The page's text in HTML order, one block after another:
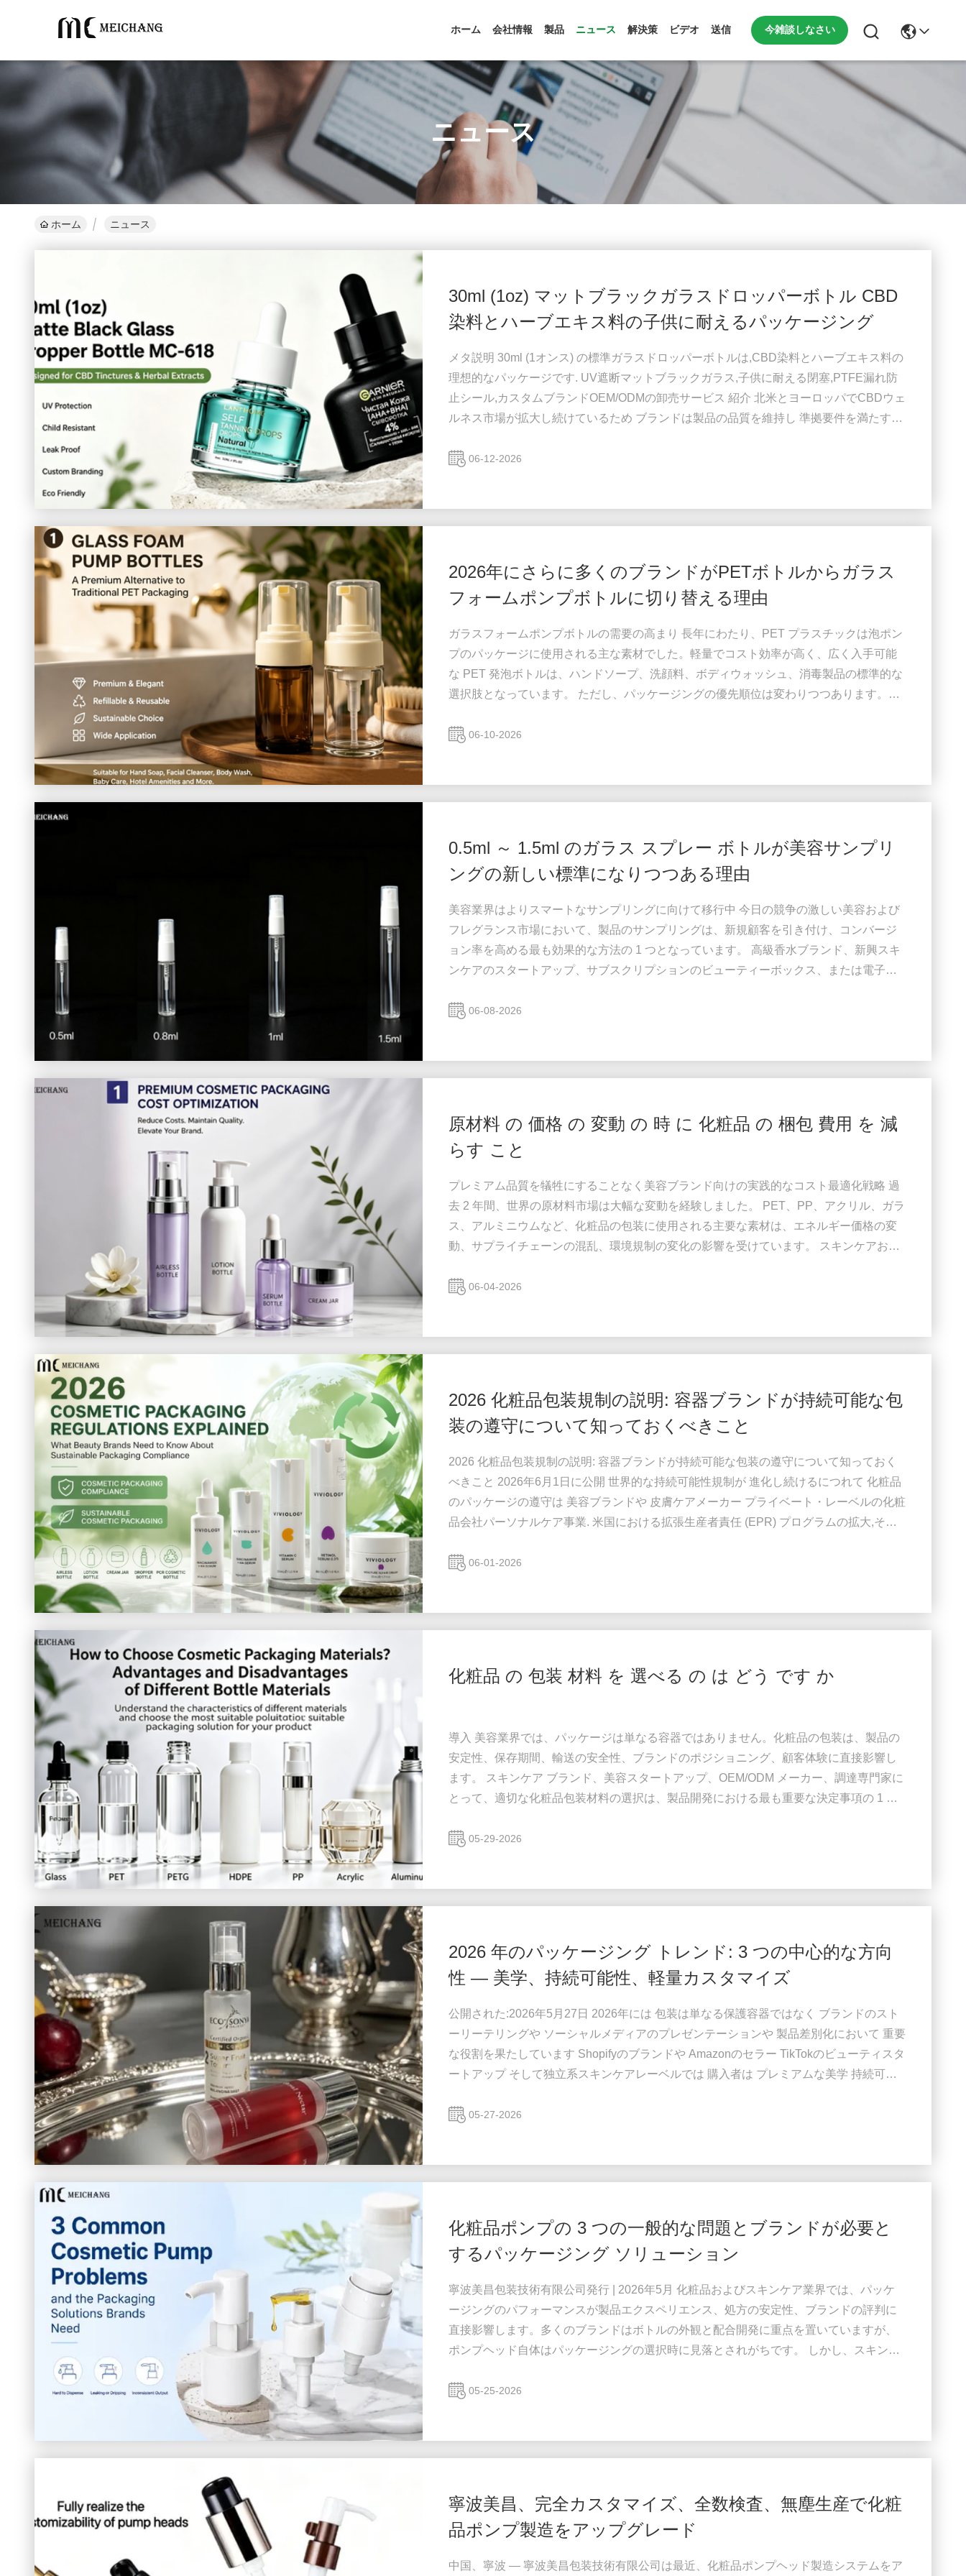
ホーム 会社情報 製品 ニュース 解決策 ビデオ 送信 今雑談しなさい
ニュース
ホーム ニュース
30ml (1oz) マットブラックガラスドロッパーボトル CBD
染料とハーブエキス料の子供に耐えるパッケージング
メタ説明 30ml (1オンス) の標準ガラスドロッパーボトルは,CBD染料とハーブエキス料の
理想的なパッケージです. UV遮断マットブラックガラス,子供に耐える閉塞,PTFE漏れ防
止シール,カスタムブランドOEM/ODMの卸売サービス 紹介 北米とヨーロッパでCBDウェ
ルネス市場が拡大し続けているため ブランドは製品の品質を維持し 準拠要件を満たす競
る液体ヘンプ抽出物で,リラックスサポートのための最も人気のあるウェルネス製品形式
06-12-2026
2026年にさらに多くのブランドがPETボトルからガラス
フォームポンプボトルに切り替える理由
ガラスフォームポンプボトルの需要の高まり 長年にわたり、PET プラスチックは泡ポン
プのパッケージに使用される主な素材でした。軽量でコスト効率が高く、広く入手可能
な PET 発泡ボトルは、ハンドソープ、洗顔料、ボディウォッシュ、消毒製品の標準的な
選択肢となっています。 ただし、パッケージングの優先順位は変わりつつあります。美
可能性、プレミアムなプレゼンテーション、および長期的な製品互換性をより重視する
06-10-2026
0.5ml ～ 1.5ml のガラス スプレー ボトルが美容サンプリ
ングの新しい標準になりつつある理由
美容業界はよりスマートなサンプリングに向けて移行中 今日の競争の激しい美容および
フレグランス市場において、製品のサンプリングは、新規顧客を引き付け、コンバージ
ョン率を高める最も効果的な方法の 1 つとなっています。 高級香水ブランド、新興スキ
ンケアのスタートアップ、サブスクリプションのビューティーボックス、または電子商
める前に製品を体験することができます。 しかし、顧客獲得コストが上昇し続ける中、
06-08-2026
原材料 の 価格 の 変動 の 時 に 化粧品 の 梱包 費用 を 減
らす こと
プレミアム品質を犠牲にすることなく美容ブランド向けの実践的なコスト最適化戦略 過
去 2 年間、世界の原材料市場は大幅な変動を経験しました。 PET、PP、アクリル、ガラ
ス、アルミニウムなど、化粧品の包装に使用される主要な素材は、エネルギー価格の変
動、サプライチェーンの混乱、環境規制の変化の影響を受けています。 スキンケアおよ
占めます。原材料価格の変動が続く中、化粧品の包装コストの最適化は、製品の品質と
06-04-2026
2026 化粧品包装規制の説明: 容器ブランドが持続可能な包
装の遵守について知っておくべきこと
2026 化粧品包装規制の説明: 容器ブランドが持続可能な包装の遵守について知っておく
べきこと 2026年6月1日に公開 世界的な持続可能性規制が 進化し続けるにつれて 化粧品
のパッケージの遵守は 美容ブランドや 皮膚ケアメーカー プライベート・レーベルの化粧
品会社パーソナルケア事業. 米国における拡張生産者責任 (EPR) プログラムの拡大,そし
れ 世界中に配布されています コスメティックボトル,空気のないボトル,クリームボトル,
06-01-2026
化粧品 の 包装 材料 を 選べる の は どう です か
導入 美容業界では、パッケージは単なる容器ではありません。化粧品の包装は、製品の
安定性、保存期間、輸送の安全性、ブランドのポジショニング、顧客体験に直接影響し
ます。 スキンケア ブランド、美容スタートアップ、OEM/ODM メーカー、調達専門家に
とって、適切な化粧品包装材料の選択は、製品開発における最も重要な決定事項の 1 つ
率、美的価値のレベルも異なります。間違った材料を選択すると、配合の不安定性、漏
05-29-2026
2026 年のパッケージング トレンド: 3 つの中心的な方向
性 — 美学、持続可能性、軽量カスタマイズ
公開された:2026年5月27日 2026年には 包装は単なる保護容器ではなく ブランドのスト
ーリーテリングや ソーシャルメディアのプレゼンテーションや 製品差別化において 重要
な役割を果たしています Shopifyのブランドや Amazonのセラー TikTokのビューティスタ
ートアップ そして独立系スキンケアレーベルでは 購入者は プレミアムな美学 持続可能
を持つにつれて 包装は直接影響しています ■ 消費者の第一印象 ■ ソーシャル・メディア
05-27-2026
化粧品ポンプの 3 つの一般的な問題とブランドが必要と
するパッケージング ソリューション
寧波美昌包装技術有限公司発行 | 2026年5月 化粧品およびスキンケア業界では、パッケ
ージングのパフォーマンスが製品エクスペリエンス、処方の安定性、ブランドの評判に
直接影響します。多くのブランドはボトルの外観と配合開発に重点を置いていますが、
ポンプヘッド自体はパッケージングの選択時に見落とされがちです。 しかし、スキンケ
て、ポンプ関連の顧客からの苦情の最も一般的な 3 つの原因は、漏れ、汚染、および不
05-25-2026
寧波美昌、完全カスタマイズ、全数検査、無塵生産で化粧
品ポンプ製造をアップグレード
中国、寧波 — 寧波美昌包装技術有限公司は最近、化粧品ポンプヘッド製造システムをア